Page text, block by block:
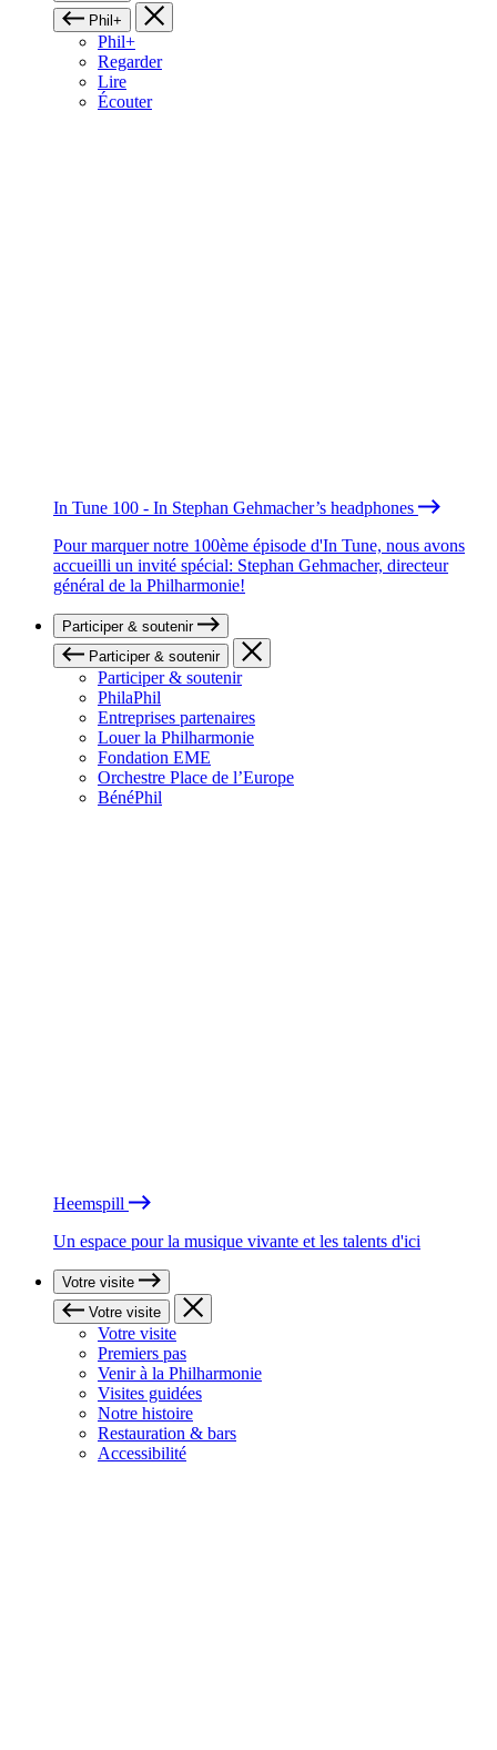
Phil+
Phil+
Regarder
Lire
Écouter
In Tune 100 - In Stephan Gehmacher’s headphones
Pour marquer notre 100ème épisode d'In Tune, nous avons
accueilli un invité spécial: Stephan Gehmacher, directeur
général de la Philharmonie!
Participer & soutenir
Participer & soutenir
Participer & soutenir
PhilaPhil
Entreprises partenaires
Louer la Philharmonie
Fondation EME
Orchestre Place de l’Europe
BénéPhil
Heemspill
Un espace pour la musique vivante et les talents d'ici
Votre visite
Votre visite
Votre visite
Premiers pas
Venir à la Philharmonie
Visites guidées
Notre histoire
Restauration & bars
Accessibilité